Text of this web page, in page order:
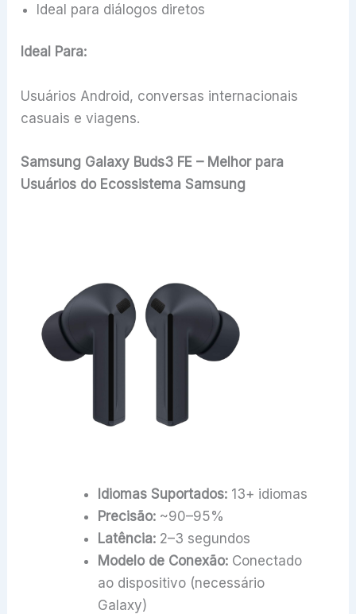
Ideal para diálogos diretos
Ideal Para:
Usuários Android, conversas internacionais
casuais e viagens.
Samsung Galaxy Buds3 FE – Melhor para
Usuários do Ecossistema Samsung
Idiomas Suportados:13+ idiomas
Precisão:~90–95%
Latência:2–3 segundos
Modelo de Conexão:Conectado
ao dispositivo (necessário
Galaxy)